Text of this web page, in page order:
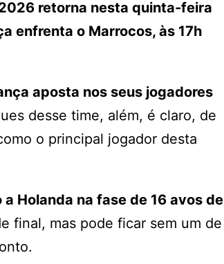
retorna nesta quinta-feira
enfrenta o Marrocos, às 17h
aposta nos seus jogadores
desse time, além, é claro, de
o principal jogador desta
Holanda na fase de 16 avos de
final, mas pode ficar sem um de